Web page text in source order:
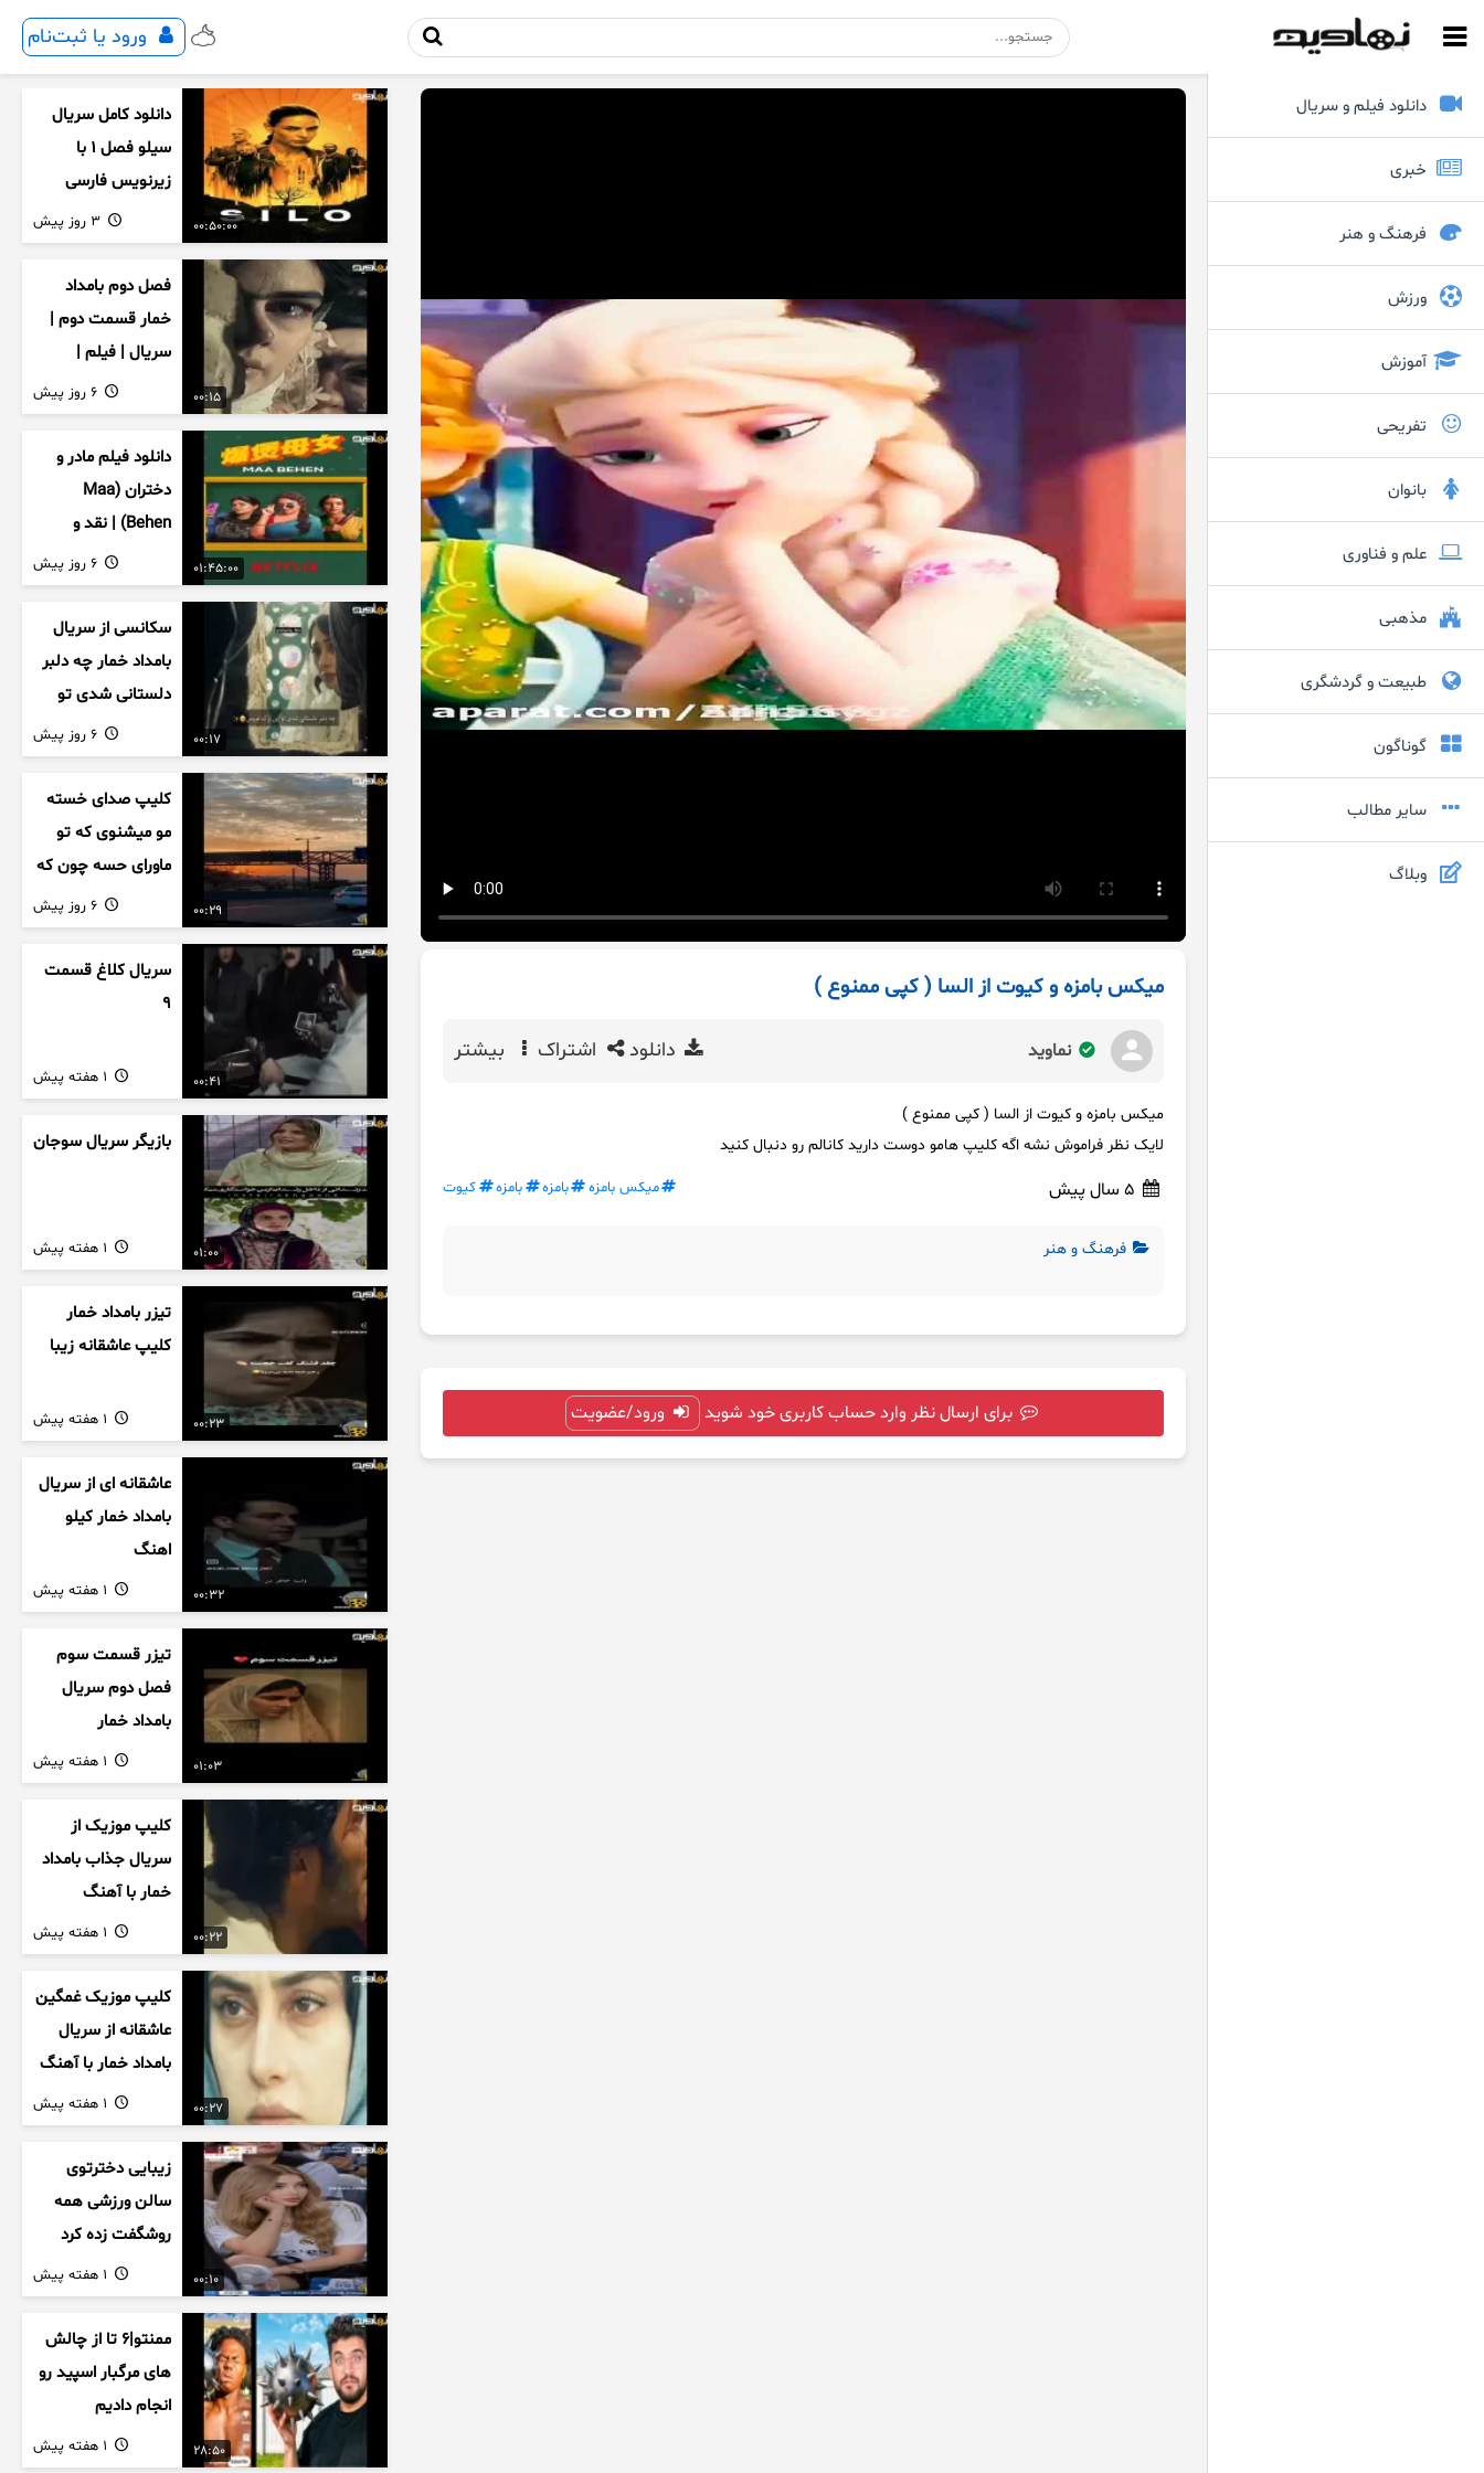
ورود یا ثبت‌نام
دانلود فیلم و سریال
خبری
فرهنگ و هنر
ورزش
آموزش
تفریحی
بانوان
علم و فناوری
مذهبی
طبیعت و گردشگری
گوناگون
سایر مطالب
وبلاگ
میکس بامزه و کیوت از السا ( کپی ممنوع )
نماوید دانلود اشتراک بیشتر
میکس بامزه و کیوت از السا ( کپی ممنوع )
لایک نظر فراموش نشه اگه کلیپ هامو دوست دارید کانالم رو دنبال کنید
میکس بامزه بامزه بامزه کیوت
فرهنگ و هنر
برای ارسال نظر وارد حساب کاربری خود شوید ورود/عضویت
00:50:00
دانلود کامل سریال
سیلو فصل ۱ با
زیرنویس فارسی
00:15
فصل دوم بامداد
خمار قسمت دوم |
سریال | فیلم |
نمایش خانگی |
محبوبه | سینمایی
01:45:00
دانلود فیلم مادر و
دختران (Maa
Behen) | نقد و
بررسی درام خانوادگی
هندی
00:17
سکانسی از سریال
بامداد خمار چه دلبر
دلستانی شدی تو
این بزک عروس..
00:29
کلیپ صدای خسته
مو میشنوی که تو
ماورای حسه چون که
داریم می رسیم به
اخرای قصه
00:41
سریال کلاغ قسمت
9
01:00
بازیگر سریال سوجان
00:23
تیزر بامداد خمار
کلیپ عاشقانه زیبا
00:32
عاشقانه ای از سریال
بامداد خمار کیلو
اهنگ
01:03
تیزر قسمت سوم
فصل دوم سریال
بامداد خمار
00:22
کلیپ موزیک از
سریال جذاب بامداد
خمار با آهنگ
عاشقانه
00:27
کلیپ موزیک غمگین
عاشقانه از سریال
بامداد خمار با آهنگ
احسان خواجه امیری
00:10
زیبایی دخترتوی
سالن ورزشی همه
روشگفت زده کرد
28:50
ممنتو|۶ تا از چالش
های مرگبار اسپید رو
انجام دادیم